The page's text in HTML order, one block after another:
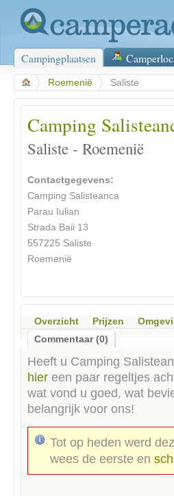
Campingplaatsen
Roemenië Saliste
Camping
Saliste - Roemenië
Contactgegevens:
Camping Salisteanca
Parau Iulian
Strada Baii 13
557225 Saliste
Roemenië
Overzicht Prijzen
Commentaar (0)
Heeft u Camping
hier een paar regeltjes
wat vond u goed, wat
belangrijk voor ons!
Tot op heden werd
wees de eerste en